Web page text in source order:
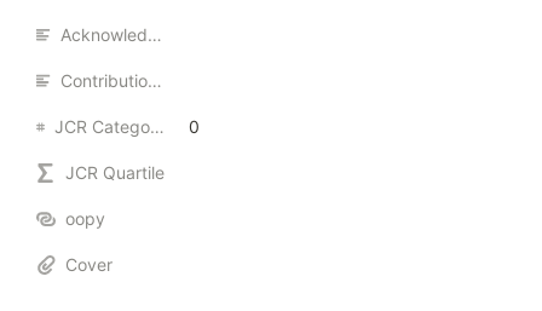
Acknowledgments
Contribution Ratio
JCR Category Ranking (Top %) 0
JCR Quartile
oopy
Cover